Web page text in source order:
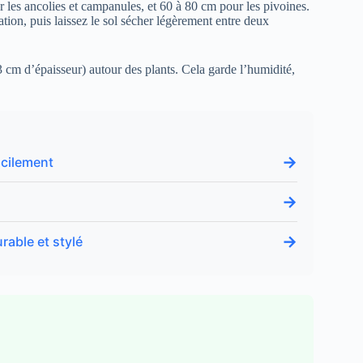
ancolies et campanules, et 60 à 80 cm pour les pivoines.
puis laissez le sol sécher légèrement entre deux
d’épaisseur) autour des plants. Cela garde l’humidité,
→
→
et stylé →